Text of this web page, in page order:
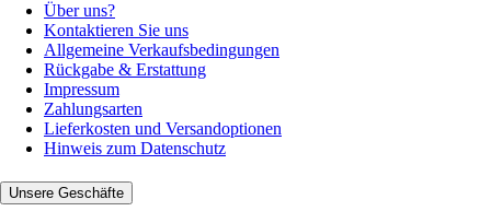
Über uns?
Kontaktieren Sie uns
Allgemeine Verkaufsbedingungen
Rückgabe & Erstattung
Impressum
Zahlungsarten
Lieferkosten und Versandoptionen
Hinweis zum Datenschutz
Unsere Geschäfte